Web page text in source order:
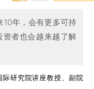
10年，会有更多可持
资者也会越来越了解
研究院讲座教授、副院